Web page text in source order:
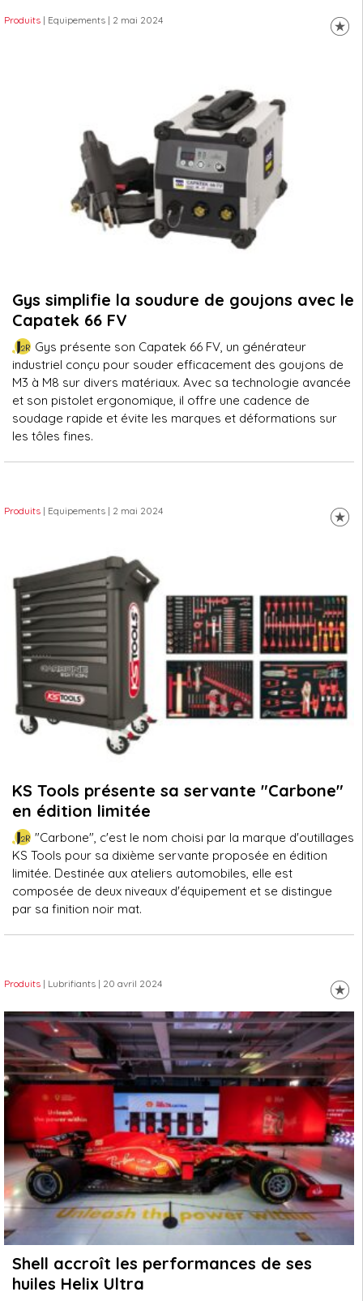
Produits | Equipements | 2 mai 2024
Gys simplifie la soudure de goujons avec le
Capatek 66 FV
Gys présente son Capatek 66 FV, un générateur
industriel conçu pour souder efficacement des goujons de
M3 à M8 sur divers matériaux. Avec sa technologie avancée
et son pistolet ergonomique, il offre une cadence de
soudage rapide et évite les marques et déformations sur
les tôles fines.
Produits | Equipements | 2 mai 2024
KS Tools présente sa servante "Carbone"
en édition limitée
"Carbone", c'est le nom choisi par la marque d'outillages
KS Tools pour sa dixième servante proposée en édition
limitée. Destinée aux ateliers automobiles, elle est
composée de deux niveaux d'équipement et se distingue
par sa finition noir mat.
Produits | Lubrifiants | 20 avril 2024
Shell accroît les performances de ses
huiles Helix Ultra